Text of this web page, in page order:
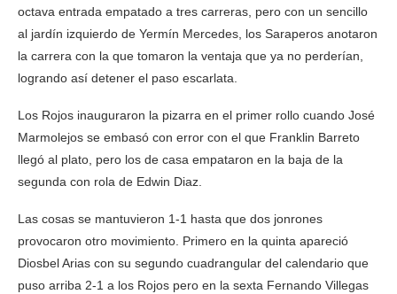
octava entrada empatado a tres carreras, pero con un sencillo
al jardín izquierdo de Yermín Mercedes, los Saraperos anotaron
la carrera con la que tomaron la ventaja que ya no perderían,
logrando así detener el paso escarlata.
Los Rojos inauguraron la pizarra en el primer rollo cuando José
Marmolejos se embasó con error con el que Franklin Barreto
llegó al plato, pero los de casa empataron en la baja de la
segunda con rola de Edwin Diaz.
Las cosas se mantuvieron 1-1 hasta que dos jonrones
provocaron otro movimiento. Primero en la quinta apareció
Diosbel Arias con su segundo cuadrangular del calendario que
puso arriba 2-1 a los Rojos pero en la sexta Fernando Villegas